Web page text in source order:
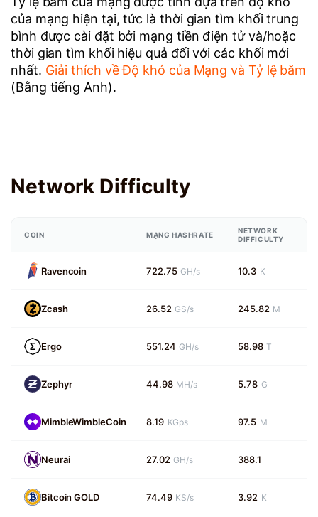
của mạng hiện tại, tức là thời gian tìm khối trung
bình được cài đặt bởi mạng tiền điện tử và/hoặc
thời gian tìm khối hiệu quả đối với các khối mới
nhất. Giải thích về Độ khó của Mạng và Tỷ lệ băm
(Bằng tiếng Anh).
Network Difficulty
COIN MẠNG HASHRATE
NETWORK
DIFFICULTY
Ravencoin 722.75 GH/s 10.3 K
Zcash 26.52 GS/s 245.82 M
Ergo 551.24 GH/s 58.98 T
Zephyr 44.98 MH/s 5.78 G
MimbleWimbleCoin 8.19 KGps 97.5 M
Neurai 27.02 GH/s 388.1
Bitcoin GOLD 74.49 KS/s 3.92 K